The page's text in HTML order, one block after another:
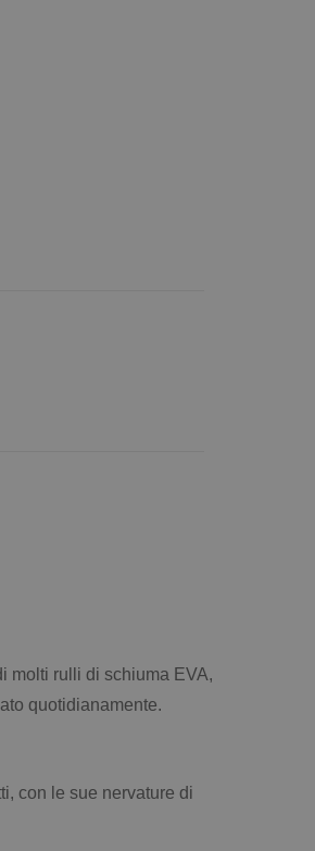
molti rulli di schiuma EVA,
quotidianamente.
con le sue nervature di